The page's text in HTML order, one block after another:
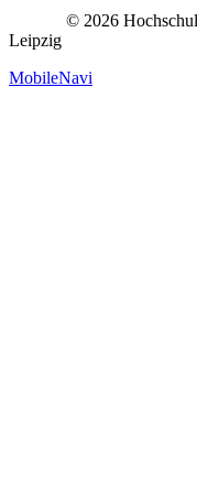
© 2026
Leipzig
MobileNavi